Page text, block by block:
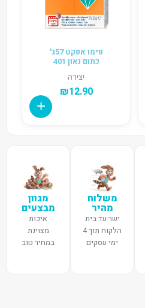
פימו אפקט 57ג'
כתום נאון 401
יצירה
₪12.90
משלוח
מהיר
ישר עד בית
הלקוח תוך 4
ימי עסקים
מגוון
מבצעים
איכות
מצוינת
במחיר טוב